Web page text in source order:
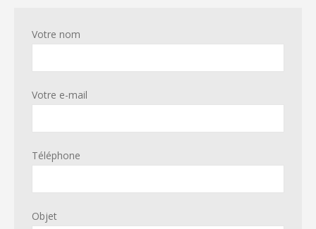
Votre nom
Votre e-mail
Téléphone
Objet